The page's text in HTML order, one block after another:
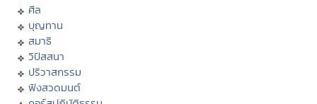
ศีล
บุญทาน
สมาธิ
วิปัสสนา
ปริวาสกรรม
ฟังสวดมนต์